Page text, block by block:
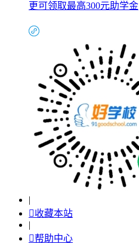
更可领取最高300元助学金
|
收藏本站
|
帮助中心